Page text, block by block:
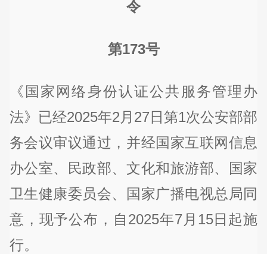
令
第173号
《国家网络身份认证公共服务管理办
法》已经2025年2月27日第1次公安部部
务会议审议通过，并经国家互联网信息
办公室、民政部、文化和旅游部、国家
卫生健康委员会、国家广播电视总局同
意，现予公布，自2025年7月15日起施
行。